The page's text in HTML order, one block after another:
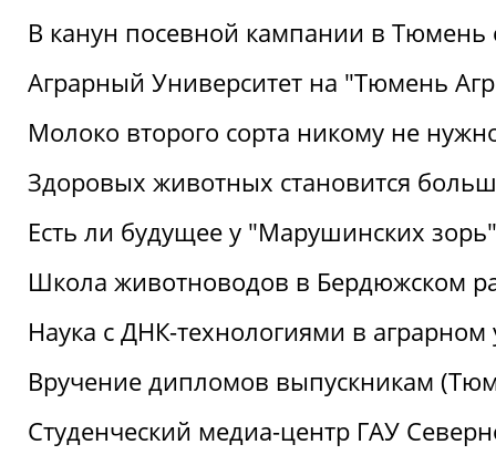
В канун посевной кампании в Тюмень
Аграрный Университет на "Тюмень
Молоко второго сорта никому не
Здоровых животных становится
Есть ли будущее у "Марушинских
Школа животноводов в Бердюжском
Наука с ДНК-технологиями в аграрном
Вручение дипломов выпускникам
Студенческий медиа-центр ГАУ